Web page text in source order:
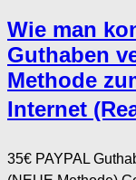
Wie man
Guthaben
Methode
Internet
35€ PAYPAL